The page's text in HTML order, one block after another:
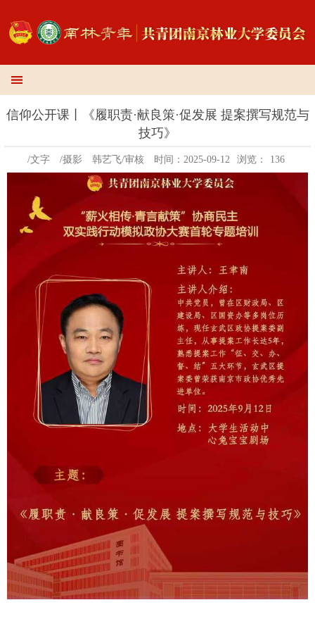
信仰公开课丨《履职责·献良策·促发展 提案撰写规范与
技巧》
/文字 /摄影 韩艺飞/审核 时间：2025-09-12 浏览： 136